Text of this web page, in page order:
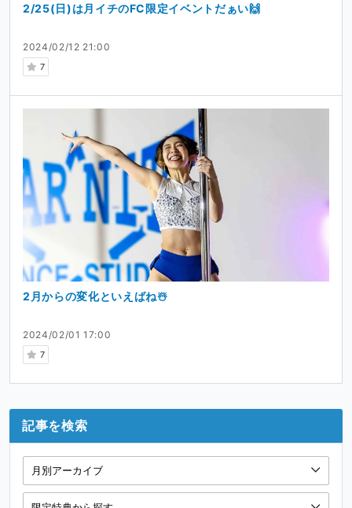
2024/02/12 21:00
7
2/25(日)は月イチのFC限定イベントだぁい🙌
2024/02/01 17:00
7
2月からの変化といえばね☃️
記事を検索